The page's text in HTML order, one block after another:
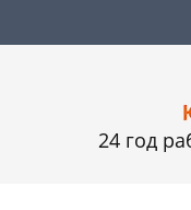
24 год